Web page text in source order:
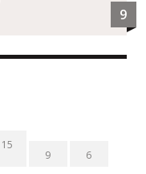
9
15
9
6